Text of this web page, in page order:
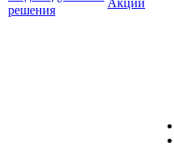
решения
Акции